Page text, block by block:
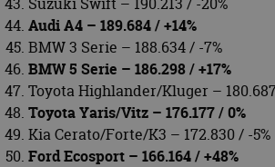
Audi A4 – 189.684 / +14%
BMW 3 Serie – 188.634 / -7%
BMW 5 Serie – 186.298 / +17%
Toyota Highlander/Kluger –
Toyota Yaris/Vitz – 176.177 / 0%
Kia Cerato/Forte/K3 – 172.830 / -5%
Ford Ecosport – 166.164 / +48%